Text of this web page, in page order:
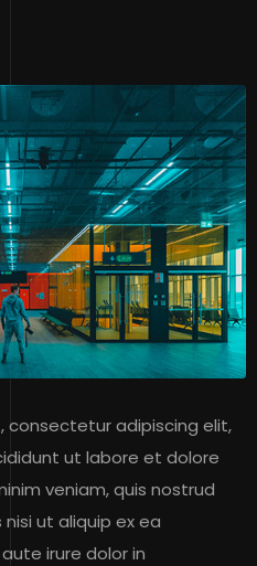
consectetur adipiscing elit,
ut labore et dolore
veniam, quis nostrud
ut aliquip ex ea
irure dolor in